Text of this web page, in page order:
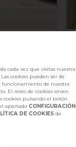
interesa
cada vez que visitas nuestra
cookies pueden ser de
funcionamiento de nuestra
El resto de cookies sirven
cookies pulsando el botón
apartado CONFIGURACIÓN
DE COOKIES de